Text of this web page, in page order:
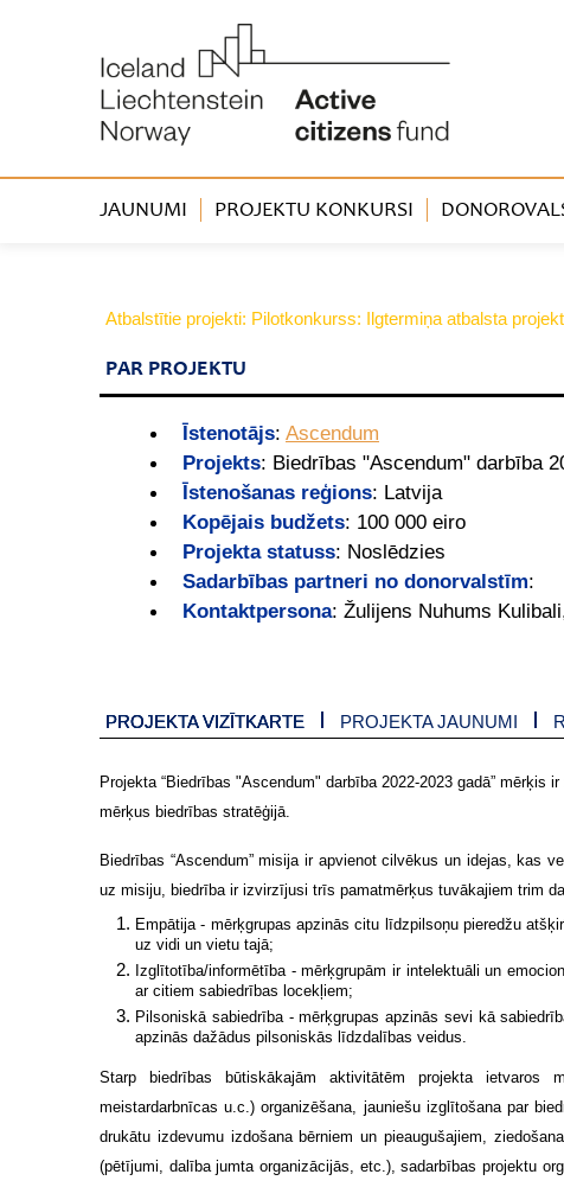
JAUNUMI PROJEKTU KONKURSI
Atbalstītie projekti: Pilotkonkurss: Ilgtermiņa atbalsta
PAR PROJEKTU
Īstenotājs: Ascendum
Projekts: Biedrības "Ascendum" darbība
Īstenošanas reģions: Latvija
Kopējais budžets: 100 000 eiro
Projekta statuss: Noslēdzies
Sadarbības partneri no donorvalstīm:
Kontaktpersona: Žulijens Nuhums
PROJEKTA VIZĪTKARTE PROJEKTA JAUNUMI
Projekta “Biedrības "Ascendum" darbība 2022-2023 gadā”
mērķus biedrības stratēģijā.
Biedrības “Ascendum” misija ir apvienot cilvēkus un idejas, kas
uz misiju, biedrība ir izvirzījusi trīs pamatmērķus tuvākajiem trim
Empātija - mērķgrupas apzinās citu līdzpilsoņu pieredžu
uz vidi un vietu tajā;
Izglītotība/informētība - mērķgrupām ir intelektuāli un
ar citiem sabiedrības locekļiem;
Pilsoniskā sabiedrība - mērķgrupas apzinās sevi kā
apzinās dažādus pilsoniskās līdzdalības veidus.
Starp biedrības būtiskākajām aktivitātēm projekta ietvaros
meistardarbnīcas u.c.) organizēšana, jauniešu izglītošana par
drukātu izdevumu izdošana bērniem un pieaugušajiem,
(pētījumi, dalība jumta organizācijās, etc.), sadarbības projektu